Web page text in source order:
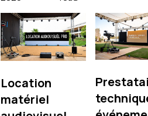
Location
matériel